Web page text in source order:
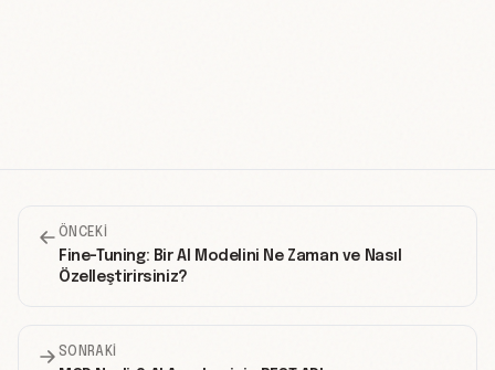
ÖNCEKI
Fine-Tuning: Bir AI Modelini Ne Zaman ve Nasıl
Özelleştirirsiniz?
SONRAKI